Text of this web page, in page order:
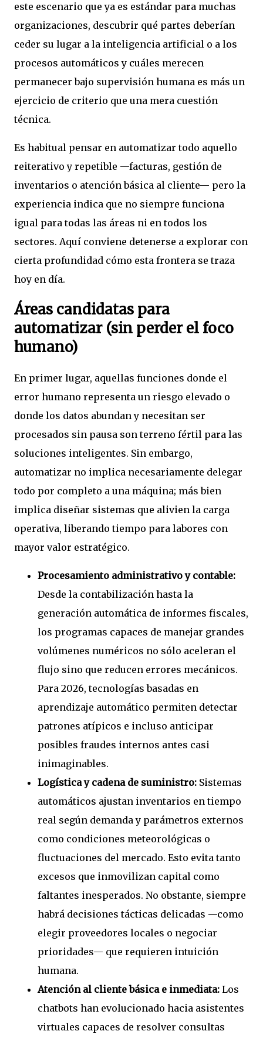
este escenario que ya es estándar para muchas
organizaciones, descubrir qué partes deberían
ceder su lugar a la inteligencia artificial o a los
procesos automáticos y cuáles merecen
permanecer bajo supervisión humana es más un
ejercicio de criterio que una mera cuestión
técnica.
Es habitual pensar en automatizar todo aquello
reiterativo y repetible —facturas, gestión de
inventarios o atención básica al cliente— pero la
experiencia indica que no siempre funciona
igual para todas las áreas ni en todos los
sectores. Aquí conviene detenerse a explorar con
cierta profundidad cómo esta frontera se traza
hoy en día.
Áreas candidatas para
automatizar (sin perder el foco
humano)
En primer lugar, aquellas funciones donde el
error humano representa un riesgo elevado o
donde los datos abundan y necesitan ser
procesados sin pausa son terreno fértil para las
soluciones inteligentes. Sin embargo,
automatizar no implica necesariamente delegar
todo por completo a una máquina; más bien
implica diseñar sistemas que alivien la carga
operativa, liberando tiempo para labores con
mayor valor estratégico.
Procesamiento administrativo y contable:
Desde la contabilización hasta la
generación automática de informes fiscales,
los programas capaces de manejar grandes
volúmenes numéricos no sólo aceleran el
flujo sino que reducen errores mecánicos.
Para 2026, tecnologías basadas en
aprendizaje automático permiten detectar
patrones atípicos e incluso anticipar
posibles fraudes internos antes casi
inimaginables.
Logística y cadena de suministro: Sistemas
automáticos ajustan inventarios en tiempo
real según demanda y parámetros externos
como condiciones meteorológicas o
fluctuaciones del mercado. Esto evita tanto
excesos que inmovilizan capital como
faltantes inesperados. No obstante, siempre
habrá decisiones tácticas delicadas —como
elegir proveedores locales o negociar
prioridades— que requieren intuición
humana.
Atención al cliente básica e inmediata: Los
chatbots han evolucionado hacia asistentes
virtuales capaces de resolver consultas